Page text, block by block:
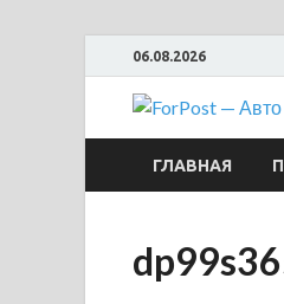
06.08.2026
ГЛАВНАЯ